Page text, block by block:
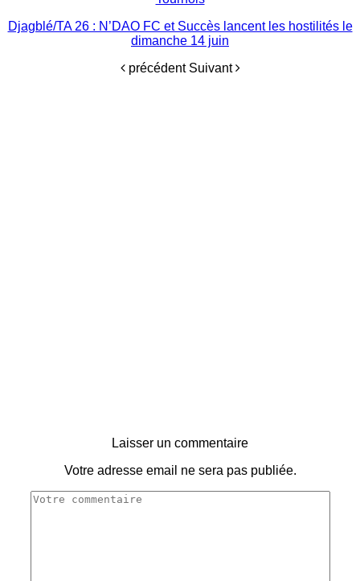
Djagblé/TA 26 : N’DAO FC et Succès lancent les hostilités le
dimanche 14 juin
précédent Suivant
Laisser un commentaire
Votre adresse email ne sera pas publiée.